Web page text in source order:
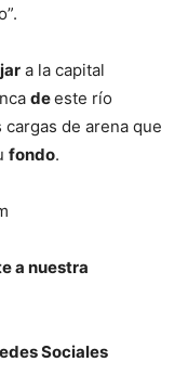
a la capital
deeste río
cargas de arena que
fondo.
a nuestra
Sociales